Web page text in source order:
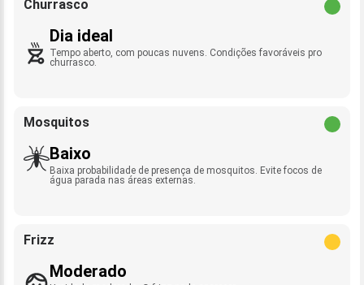
Churrasco
Dia ideal
Tempo aberto, com poucas nuvens. Condições favoráveis pro
churrasco.
Mosquitos
Baixo
Baixa probabilidade de presença de mosquitos. Evite focos de
água parada nas áreas externas.
Frizz
Moderado